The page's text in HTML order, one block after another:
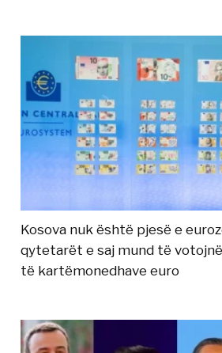
Kosova nuk është pjesë e
qytetarët e saj mund të
të kartëmonedhave euro